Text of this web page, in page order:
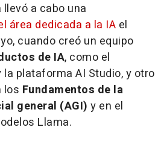
a cabo una
área dedicada a la IA el
cuando creó un equipo
de IA, como el
plataforma AI Studio, y otro
los Fundamentos de la
general (AGI) y en el
Llama.